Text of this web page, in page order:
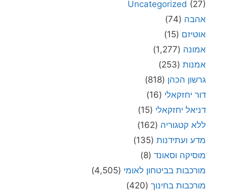
Uncategorized (27)
אהבה (74)
אוטיזם (15)
אמונה (1,277)
אמנות (253)
גרשון הכהן (818)
דור יחזקאלי (16)
דניאל יחזקאלי (15)
ללא קטגוריה (162)
מדע ועתידנות (135)
מוסיקה וסאונד (8)
מורכבות בביטחון לאומי (4,505)
מורכבות בחינוך (420)